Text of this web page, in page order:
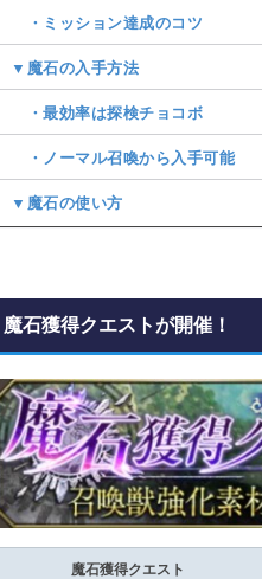
・ミッション達成のコツ
▼魔石の入手方法
・最効率は探検チョコボ
・ノーマル召喚から入手可能
▼魔石の使い方
魔石獲得クエストが開催！
魔石獲得クエスト